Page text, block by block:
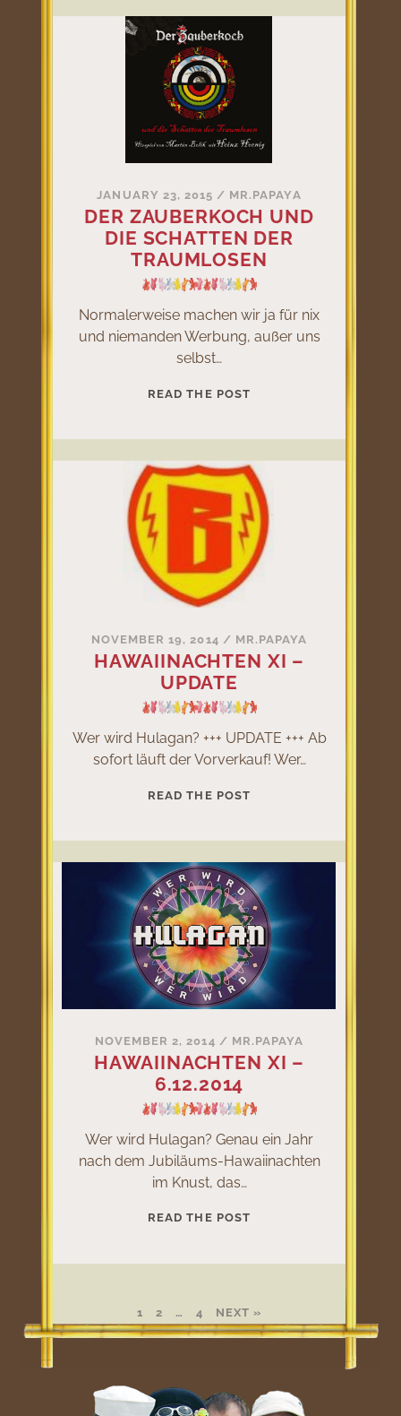
JANUARY 23, 2015 / MR.PAPAYA
DER ZAUBERKOCH UND
DIE SCHATTEN DER
TRAUMLOSEN
Normalerweise machen wir ja für nix
und niemanden Werbung, außer uns
selbst…
READ THE POSTDER
SCHATTEN
DER
TRAUMLOSEN
NOVEMBER 19, 2014 / MR.PAPAYA
HAWAIINACHTEN XI –
UPDATE
Wer wird Hulagan? +++ UPDATE +++ Ab
sofort läuft der Vorverkauf! Wer…
READ THE POSTHAWAIINACHTEN
NOVEMBER 2, 2014 / MR.PAPAYA
HAWAIINACHTEN XI –
6.12.2014
Wer wird Hulagan? Genau ein Jahr
nach dem Jubiläums-Hawaiinachten
im Knust, das…
READ THE POSTHAWAIINACHTEN
1 2 … 4 NEXT »